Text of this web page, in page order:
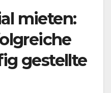
mieten:
gestellte